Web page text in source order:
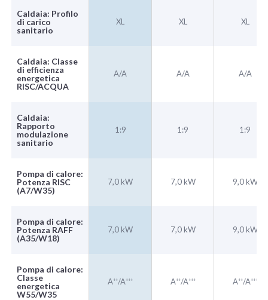
Caldaia: Profilo
di carico
sanitario
XL XL XL
Caldaia: Classe
di efficienza
energetica
RISC/ACQUA
A/A A/A A/A
Caldaia:
Rapporto
modulazione
sanitario
1:9 1:9 1:9
Pompa di calore:
Potenza RISC
(A7/W35)
7,0 kW 7,0 kW 9,0 kW
Pompa di calore:
Potenza RAFF
(A35/W18)
7,0 kW 7,0 kW 9,0 kW
Pompa di calore:
Classe
energetica
W55/W35
A⁺⁺/A⁺⁺⁺ A⁺⁺/A⁺⁺⁺ A⁺⁺/A⁺⁺⁺